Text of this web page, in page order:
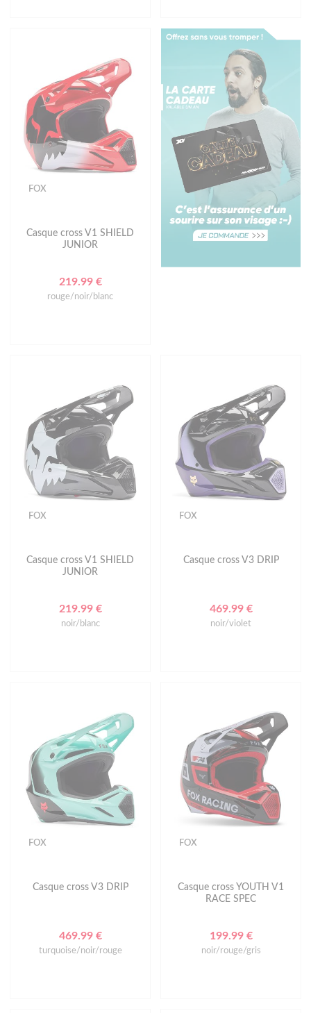
FOX
Casque cross V1 SHIELD
JUNIOR
219.99 €
rouge/noir/blanc
FOX
Casque cross V1 SHIELD
JUNIOR
219.99 €
noir/blanc
FOX
Casque cross V3 DRIP
469.99 €
noir/violet
FOX
Casque cross V3 DRIP
469.99 €
turquoise/noir/rouge
FOX
Casque cross YOUTH V1
RACE SPEC
199.99 €
noir/rouge/gris